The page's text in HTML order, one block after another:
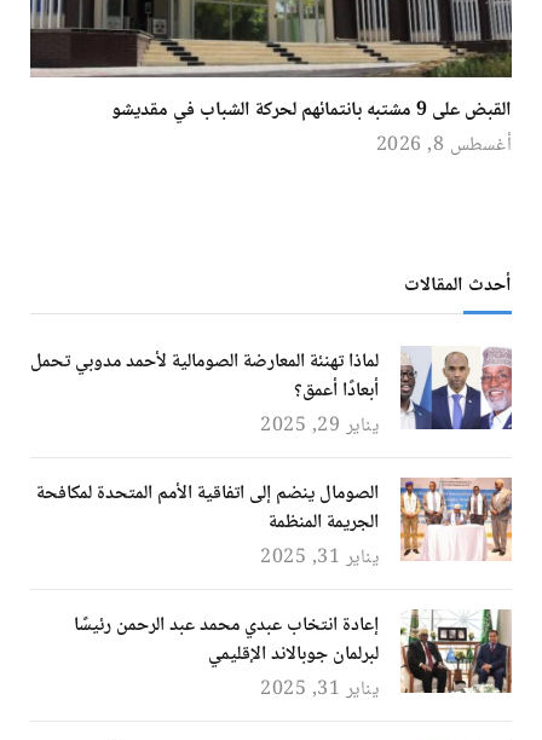
القبض على 9 مشتبه بانتمائهم لحركة الشباب في مقديشو
أغسطس 8, 2026
أحدث المقالات
لماذا تهنئة المعارضة الصومالية لأحمد مدوبي تحمل
أبعادًا أعمق؟
يناير 29, 2025
الصومال ينضم إلى اتفاقية الأمم المتحدة لمكافحة
الجريمة المنظمة
يناير 31, 2025
إعادة انتخاب عبدي محمد عبد الرحمن رئيسًا
لبرلمان جوبالاند الإقليمي
يناير 31, 2025